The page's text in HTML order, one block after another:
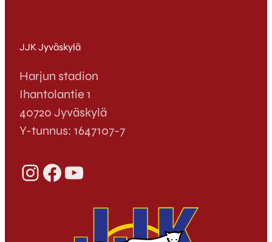
JJK Jyväskylä
Harjun stadion
Ihantolantie 1
40720 Jyväskylä
Y-tunnus: 1647107-7
InstagramFacebook YouTube